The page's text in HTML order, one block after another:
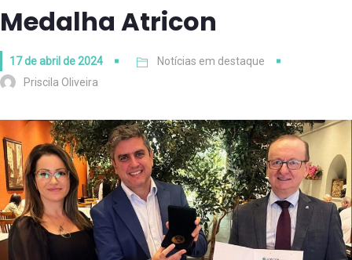
Medalha Atricon
17 de abril de 2024
Notícias em destaque
Priscila Oliveira